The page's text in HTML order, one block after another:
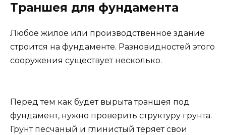
Траншея для фундамента
Любое жилое или производственное здание
строится на фундаменте. Разновидностей этого
сооружения существует несколько.
Перед тем как будет вырыта траншея под
фундамент, нужно проверить структуру грунта.
Грунт песчаный и глинистый теряет свои